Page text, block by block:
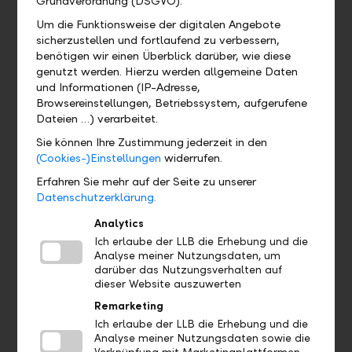
und Ausführungsdatum) auf dem Blitz-Zahlungsauftrag
aus und senden alles inklusive Einzahlungsscheinen oder
Zahlbelegen unterschrieben an uns zurück.
Dauerauftrag
Auch ein Dauerauftrag lässt sich ohne grossen Aufwand
einrichten. Damit leisten Sie regelmässige Zahlungen mit
für Miete, Vorsorgebeiträge, Versicherungsprämien oder
Kontoüberträge. Dabei bleiben Sie flexibel. Denn Ihr
Dauerauftrag lässt sich bis spätestens fünf Tage vor der
nächsten Ausführung ändern oder widerrufen. Das geht
Lastschriftverfahren
Eine weitere Möglichkeit für regelmässige Zahlungen ist
das Lastschriftverfahren (LSV). Hierbei wird die Zahlung
Um die Funktionsweise der digitalen Angebote
sicherzustellen und fortlaufend zu verbessern,
benötigen wir einen Überblick darüber, wie diese
genutzt werden. Hierzu werden allgemeine Daten
und Informationen (IP-Adresse,
Browsereinstellungen, Betriebssystem, aufgerufene
Dateien …) verarbeitet.
Sie können Ihre Zustimmung jederzeit in den
(Cookies-)Einstellungen widerrufen.
Erfahren Sie mehr auf der Seite zu unserer
Datenschutzerklärung.
Analytics
Ich erlaube der LLB die Erhebung und die
Analyse meiner Nutzungsdaten, um
darüber das Nutzungsverhalten auf
dieser Website auszuwerten
Remarketing
Ich erlaube der LLB die Erhebung und die
Analyse meiner Nutzungsdaten sowie die